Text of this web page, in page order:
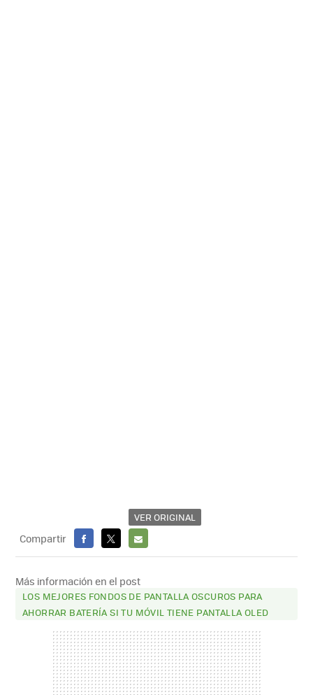
VER ORIGINAL
Compartir
FACEBOOK
X
E-
MAIL
Más información en el post
LOS MEJORES FONDOS DE PANTALLA OSCUROS PARA
AHORRAR BATERÍA SI TU MÓVIL TIENE PANTALLA OLED